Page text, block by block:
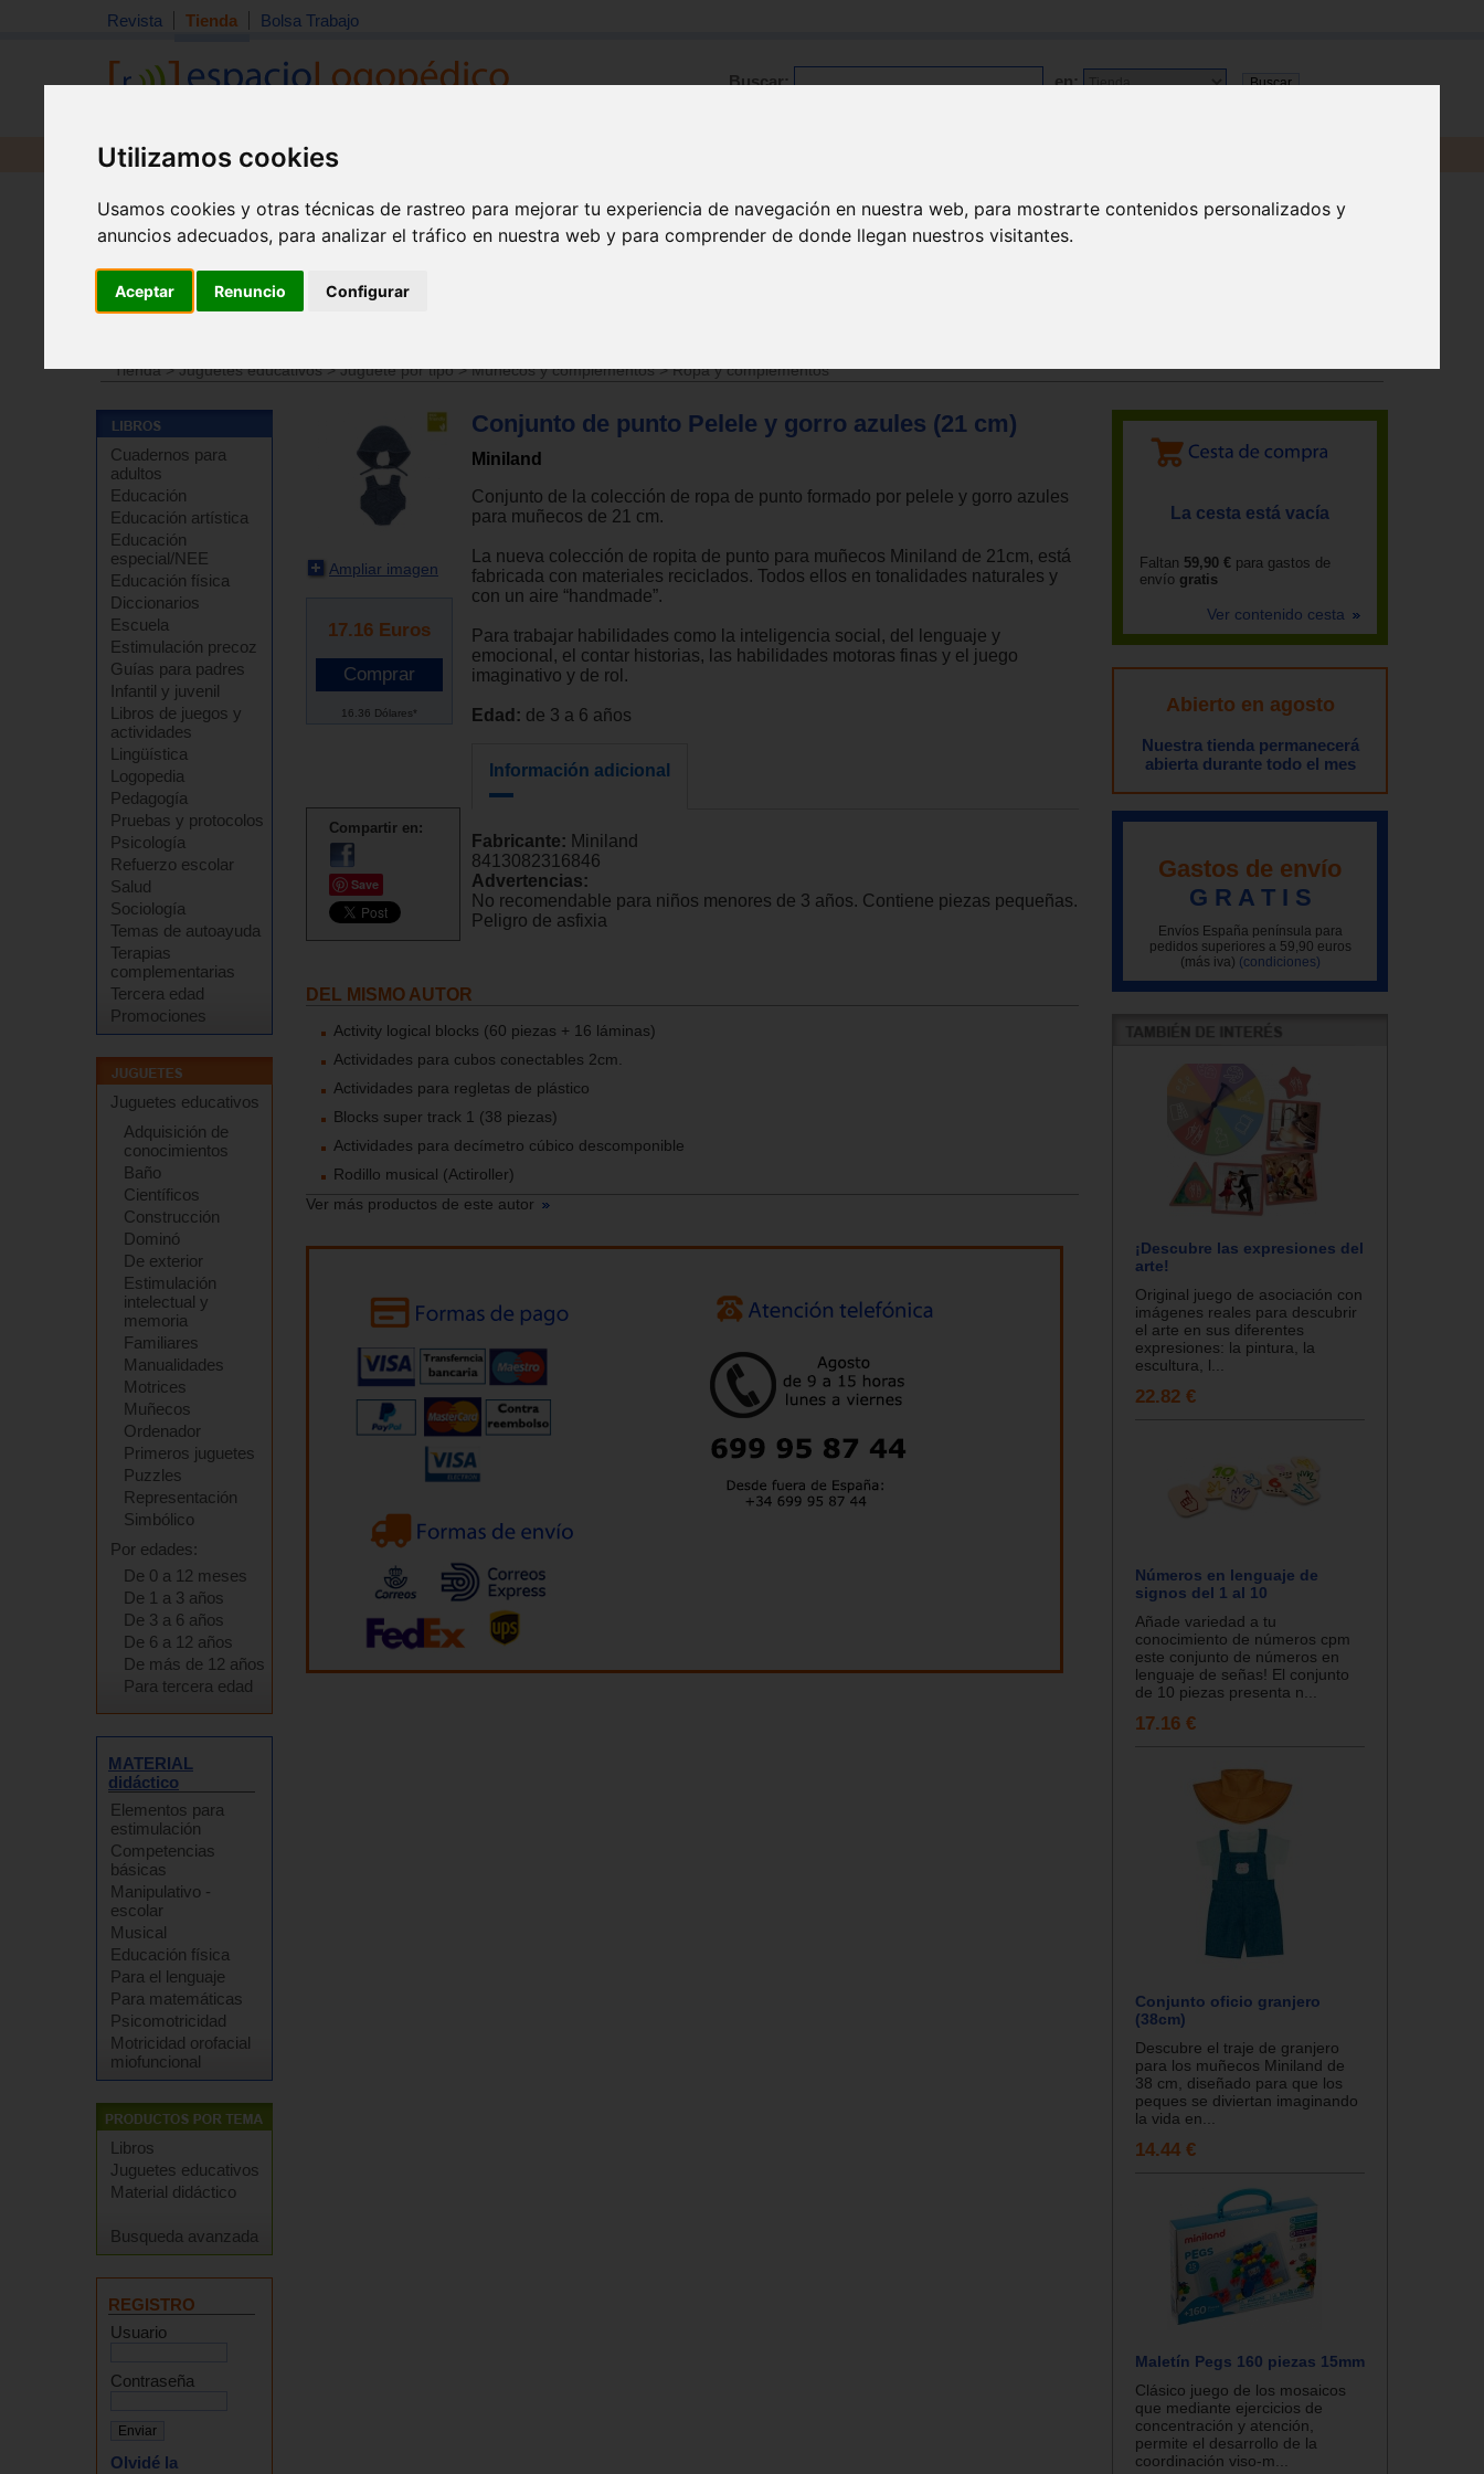
Utilizamos cookies
Usamos cookies y otras técnicas de rastreo para mejorar tu experiencia de navegación en nuestra web, para mostrarte contenidos personalizados y
anuncios adecuados, para analizar el tráfico en nuestra web y para comprender de donde llegan nuestros visitantes.
Aceptar Renuncio Configurar
Revista Tienda Bolsa Trabajo
Buscar: en:
Revista Libros Material
Tienda>Juguetes educativos>Juguete por tipo>Muñecos y complementos>Ropa y complementos
Cuadernos para
adultos
Educación
Educación artística
Educación
especial/NEE
Educación física
Diccionarios
Escuela
Estimulación precoz
Guías para padres
Infantil y juvenil
Libros de juegos y
actividades
Lingüística
Logopedia
Pedagogía
Pruebas y protocolos
Psicología
Refuerzo escolar
Salud
Sociología
Temas de autoayuda
Terapias
complementarias
Tercera edad
Promociones
Juguetes educativos
Adquisición de
conocimientos
Baño
Científicos
Construcción
Dominó
De exterior
Estimulación
intelectual y
memoria
Familiares
Manualidades
Motrices
Muñecos
Ordenador
Primeros juguetes
Puzzles
Representación
Simbólico
Por edades:
De 0 a 12 meses
De 1 a 3 años
De 3 a 6 años
De 6 a 12 años
De más de 12 años
Para tercera edad
MATERIAL
didáctico
Elementos para
estimulación
Competencias
básicas
Manipulativo -
escolar
Musical
Educación física
Para el lenguaje
Para matemáticas
Psicomotricidad
Motricidad orofacial
miofuncional
Libros
Juguetes educativos
Material didáctico
Busqueda avanzada
REGISTRO
Usuario
Contraseña
Olvidé la
Ampliar imagen
17.16 Euros
16.36 Dólares*
Compartir en:
Save
Conjunto de punto Pelele y gorro azules (21 cm)
Miniland
Conjunto de la colección de ropa de punto formado por pelele y gorro azules
para muñecos de 21 cm.
La nueva colección de ropita de punto para muñecos Miniland de 21cm, está
fabricada con materiales reciclados. Todos ellos en tonalidades naturales y
con un aire “handmade”.
Para trabajar habilidades como la inteligencia social, del lenguaje y
emocional, el contar historias, las habilidades motoras finas y el juego
imaginativo y de rol.
Edad: de 3 a 6 años
Información adicional
Fabricante: Miniland
8413082316846
Advertencias:
No recomendable para niños menores de 3 años. Contiene piezas pequeñas.
Peligro de asfixia
DEL MISMO AUTOR
Activity logical blocks (60 piezas + 16 láminas)
Actividades para cubos conectables 2cm.
Actividades para regletas de plástico
Blocks super track 1 (38 piezas)
Actividades para decímetro cúbico descomponible
Rodillo musical (Actiroller)
Ver más productos de este autor
La cesta está vacía
Faltan 59,90 € para gastos de
envío gratis
Ver contenido cesta
Abierto en agosto
Nuestra tienda permanecerá
abierta durante todo el mes
Gastos de envío
G R A T I S
Envíos España península para
pedidos superiores a 59,90 euros
(más iva) (condiciones)
¡Descubre las expresiones del
arte!
Original juego de asociación con
imágenes reales para descubrir
el arte en sus diferentes
expresiones: la pintura, la
escultura, l...
22.82 €
Números en lenguaje de
signos del 1 al 10
Añade variedad a tu
conocimiento de números cpm
este conjunto de números en
lenguaje de señas! El conjunto
de 10 piezas presenta n...
17.16 €
Conjunto oficio granjero
(38cm)
Descubre el traje de granjero
para los muñecos Miniland de
38 cm, diseñado para que los
peques se diviertan imaginando
la vida en...
14.44 €
Maletín Pegs 160 piezas 15mm
Clásico juego de los mosaicos
que mediante ejercicios de
concentración y atención,
permite el desarrollo de la
coordinación viso-m...